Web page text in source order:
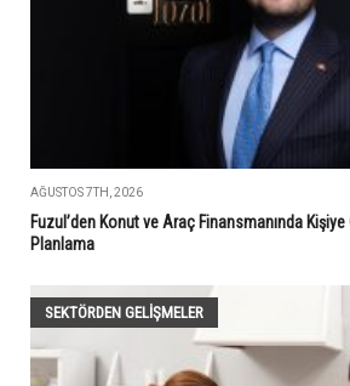
AĞUSTOS 7TH, 2026
Fuzul’den Konut ve Araç Finansmanında
Planlama
SEKTÖRDEN GELIŞMELER